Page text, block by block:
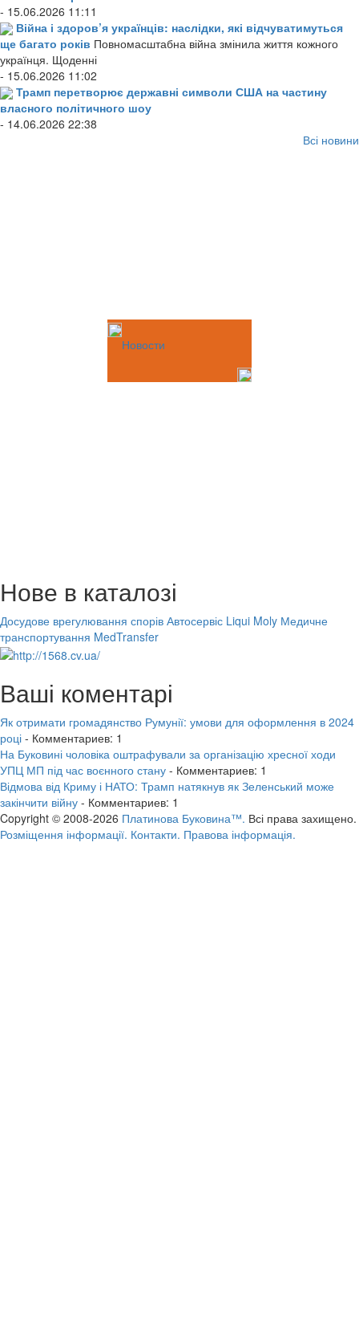
- 15.06.2026 11:11
Війна і здоров’я українців: наслідки, які відчуватимуться
ще багато років Повномасштабна війна змінила життя кожного
українця. Щоденні
- 15.06.2026 11:02
Трамп перетворює державні символи США на частину
власного політичного шоу
- 14.06.2026 22:38
Всі новини
Новости
Нове в каталозі
Досудове врегулювання спорів Автосервіс Liqui Moly Медичне
транспортування MedTransfer
Ваші коментарі
Як отримати громадянство Румунії: умови для оформлення в 2024
році - Комментариев: 1
На Буковині чоловіка оштрафували за організацію хресної ходи
УПЦ МП під час воєнного стану - Комментариев: 1
Відмова від Криму і НАТО: Трамп натякнув як Зеленський може
закінчити війну - Комментариев: 1
Copyright © 2008-2026 Платинова Буковина™. Всі права захищено.
Розміщення інформації. Контакти. Правова інформація.